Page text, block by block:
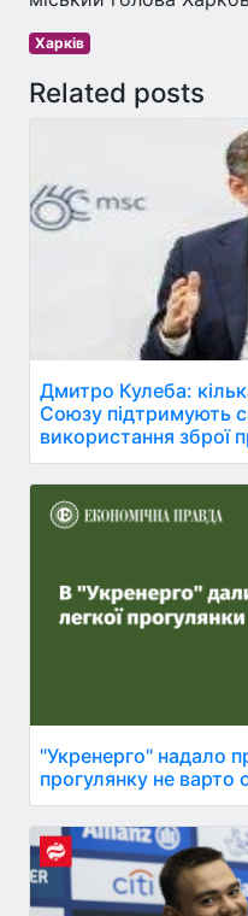
Харків
Related posts
Дмитро Кулеба:
Союзу підтримують
використання зброї
"Укренерго" надало
прогулянку не варто